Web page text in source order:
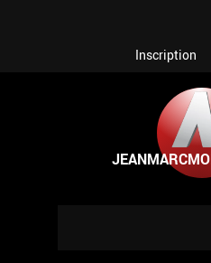
Inscription